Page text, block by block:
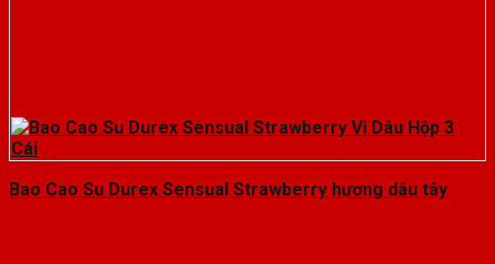
Bao Cao Su Durex Sensual Strawberry hương dâu tây